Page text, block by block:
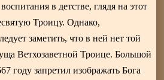
воспитания в детстве, глядя на этот
Троицу. Однако,
заметить, что в ней нет той
Ветхозаветной Троице. Большой
году запретил изображать Бога